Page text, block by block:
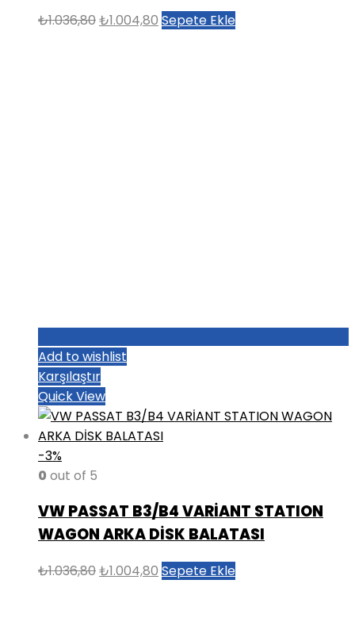
₺1.036,80Orijinal
₺1.004,80 Şu
Sepete Ekle
Add to wishlist
Karşılaştır
Quick View
-3%
0 out of 5
VW PASSAT B3/B4 VARİANT STATION
WAGON ARKA DİSK BALATASI
₺1.036,80Orijinal
₺1.004,80 Şu
Sepete Ekle